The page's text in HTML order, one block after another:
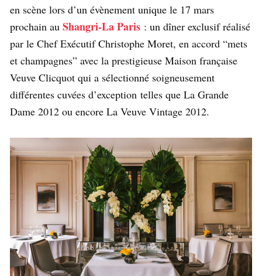
en scène lors d’un évènement unique le 17 mars
prochain au Shangri-La Paris : un dîner exclusif réalisé
par le Chef Exécutif Christophe Moret, en accord “mets
et champagnes” avec la prestigieuse Maison française
Veuve Clicquot qui a sélectionné soigneusement
différentes cuvées d’exception telles que La Grande
Dame 2012 ou encore La Veuve Vintage 2012.